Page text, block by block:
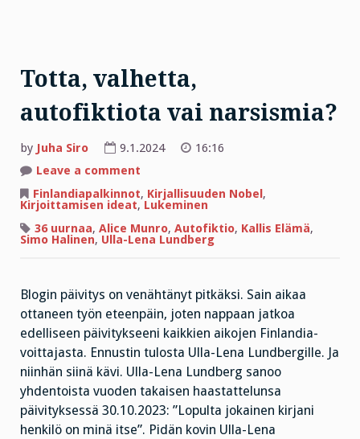
Totta, valhetta,
autofiktiota vai narsismia?
by Juha Siro 9.1.2024
16:16
Leave a comment
valhetta,
autofiktiota
narsismia?
Finlandiapalkinnot, Kirjallisuuden Nobel ,
Kirjoittamisen ideat, Lukeminen
36 uurnaa, Alice Munro, Autofiktio, Kallis Elämä,
Simo Halinen, Ulla-Lena Lundberg
Blogin päivitys on venähtänyt pitkäksi. Sain aikaa
ottaneen työn eteenpäin, joten nappaan jatkoa
edelliseen päivitykseeni kaikkien aikojen Finlandia-
voittajasta. Ennustin tulosta Ulla-Lena Lundbergille. Ja
niinhän siinä kävi. Ulla-Lena Lundberg sanoo
yhdentoista vuoden takaisen haastattelunsa
päivityksessä 30.10.2023: ”Lopulta jokainen kirjani
henkilö on minä itse”. Pidän kovin Ulla-Lena